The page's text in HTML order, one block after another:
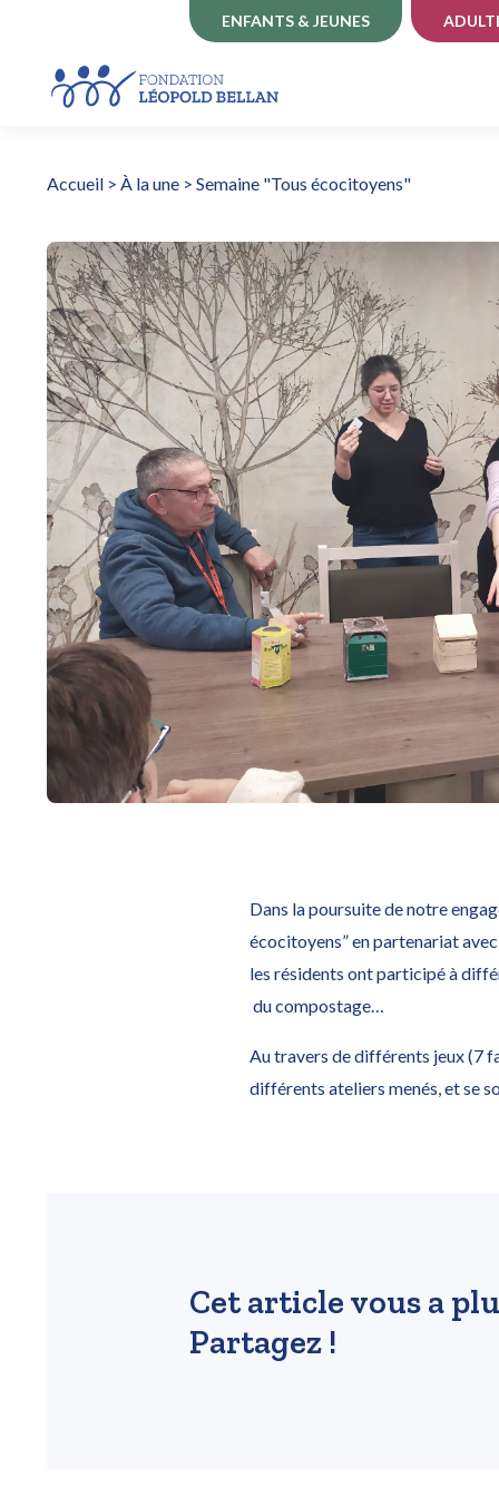
ENFANTS & JEUNES
Accueil > À la une > Semaine "Tous écocitoyens"
Dans la poursuite de notre
écocitoyens” en partenariat
les résidents ont participé à
du compostage…
Au travers de différents jeux (7
différents ateliers menés, et se
Cet article vous a
Partagez !